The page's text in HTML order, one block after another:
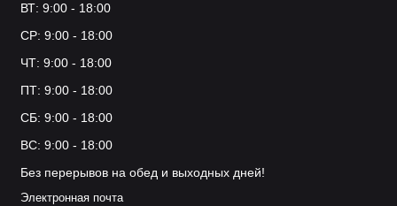
ВТ: 9:00 - 18:00
СР: 9:00 - 18:00
ЧТ: 9:00 - 18:00
ПТ: 9:00 - 18:00
СБ: 9:00 - 18:00
ВС: 9:00 - 18:00
Без перерывов на обед и выходных дней!
Электронная почта